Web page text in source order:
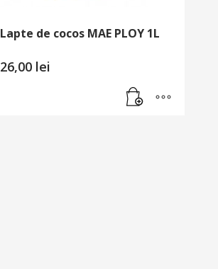
Lapte de cocos MAE PLOY 1L
26,00 lei